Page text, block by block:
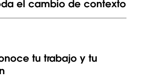
el cambio de contexto
tu trabajo y tu